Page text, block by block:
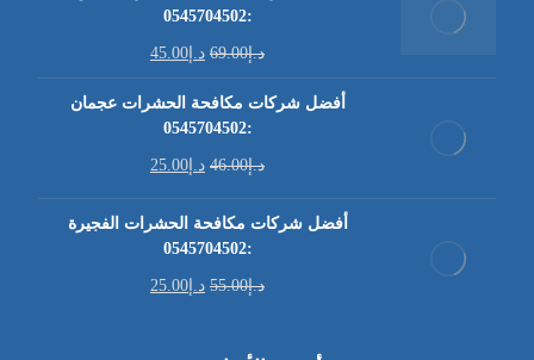
:0545704502
د.إ69.00 د.إ 45.00
أفضل شركات مكافحة الحشرات عجمان
:0545704502
د.إ46.00 د.إ 25.00
أفضل شركات مكافحة الحشرات الفجيرة
:0545704502
د.إ55.00 د.إ 25.00